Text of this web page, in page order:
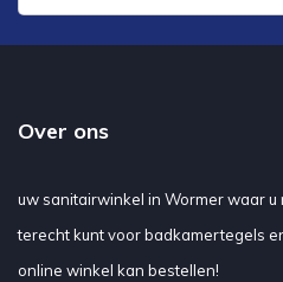
Over ons
uw sanitairwinkel in Wormer waar
terecht kunt voor badkamertegels
online winkel kan bestellen!